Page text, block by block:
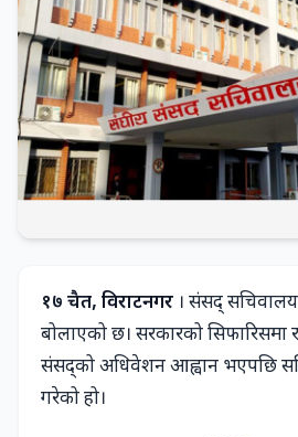
१७ चैत, विराटनगर । संसद्
बोलाएको छ। सरकारको सिफारिसमा
संसद्को अधिवेशन आह्वान भएपछि
गरेको हो।